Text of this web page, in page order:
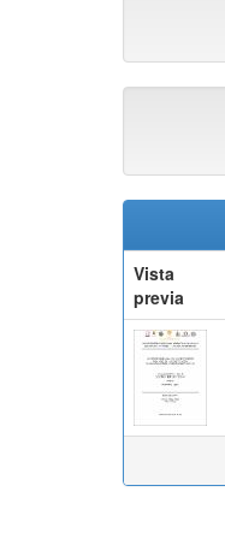
Vista
previa